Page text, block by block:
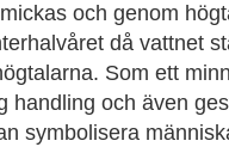
och genom
då vattnet
Som ett
handling och även
symbolisera